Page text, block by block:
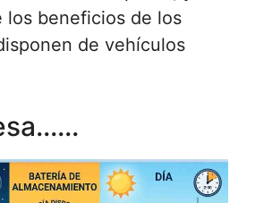
los beneficios de los
de vehículos